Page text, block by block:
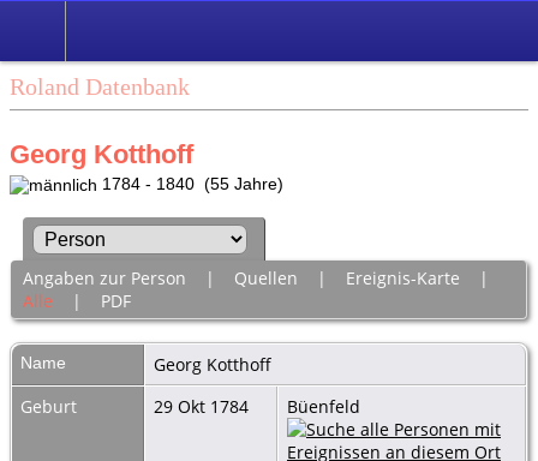
Roland Datenbank
Georg Kotthoff
1784 - 1840 (55 Jahre)
Angaben zur Person | Quellen | Ereignis-Karte |
Alle | PDF
Name Georg Kotthoff
Geburt
29 Okt 1784 Büenfeld